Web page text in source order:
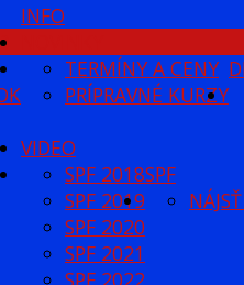
INFO
TERMÍNY A CENY
PRÍPRAVNÉ KURZY
VIDEO
SPF
SPF 2018
SPF 2019
SPF 2020
SPF 2021
SPF 2022